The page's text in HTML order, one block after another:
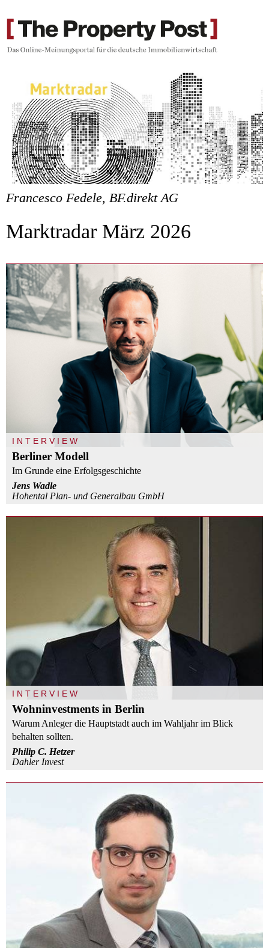
Francesco Fedele, BF.direkt AG
Marktradar März 2026
INTERVIEW
Berliner Modell
Im Grunde eine Erfolgsgeschichte
Jens Wadle
Hohental Plan- und Generalbau GmbH
INTERVIEW
Wohninvestments in Berlin
Warum Anleger die Hauptstadt auch im Wahljahr im Blick
behalten sollten.
Philip C. Hetzer
Dahler Invest